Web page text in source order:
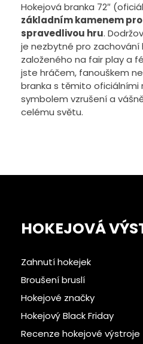
Hokejová branka 72″
základním kamenem
spravedlivou hru.
je nezbytné pro zachování
založeného na fair play a
jste hráčem, fanouškem
branka s těmito oficiálními
symbolem vzrušení a
celému světu.
HOKEJOVÁ
Zahnutí hokejek
Broušení bruslí
Hokejové značky
Hokejový Black Friday
Recenze hokejové výstroje